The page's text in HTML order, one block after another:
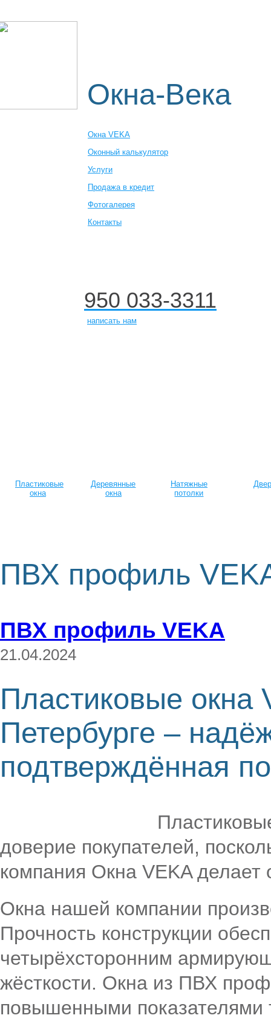
Окна-Века
Окна VEKA
Оконный калькулятор
Услуги
Продажа в кредит
Фотогалерея
Контакты
950 033-3311
написать нам
Пластиковые
окна
Деревянные
окна
Натяжные
потолки
ПВХ профиль
ПВХ профиль VEKA
21.04.2024
Пластиковые окна
Петербурге –
подтверждённая
доверие покупателей,
компания Окна VEKA делает
Окна нашей компании
Прочность конструкции
четырёхсторонним
жёсткости. Окна из ПВХ
повышенными показателями